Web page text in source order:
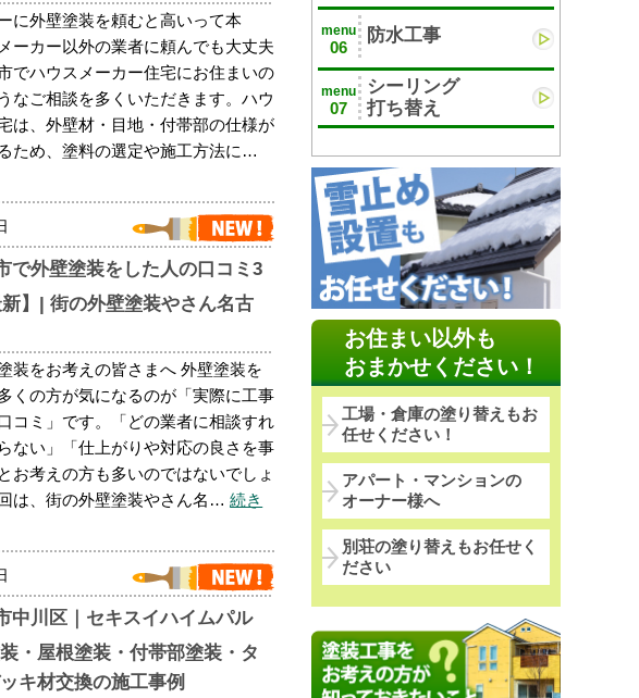
に外壁塗装を頼むと高いって本
ーカー以外の業者に頼んでも大丈夫
でハウスメーカー住宅にお住まいの
なご相談を多くいただきます。ハウ
は、外壁材・目地・付帯部の仕様が
ため、塗料の選定や施工方法に…
で外壁塗装をした人の口コミ3
】| 街の外壁塗装やさん名古
装をお考えの皆さまへ 外壁塗装を
くの方が気になるのが「実際に工事
コミ」です。「どの業者に相談すれ
ない」「仕上がりや対応の良さを事
お考えの方も多いのではないでしょ
は、街の外壁塗装やさん名… 続き
中川区｜セキスイハイムパル
・屋根塗装・付帯部塗装・タ
キ材交換の施工事例
menu
06
防水工事
menu
07
シーリング
打ち替え
お住まい以外も
おまかせください！
工場・倉庫の塗り替えもお
任せください！
アパート・マンションの
オーナー様へ
別荘の塗り替えもお任せく
ださい